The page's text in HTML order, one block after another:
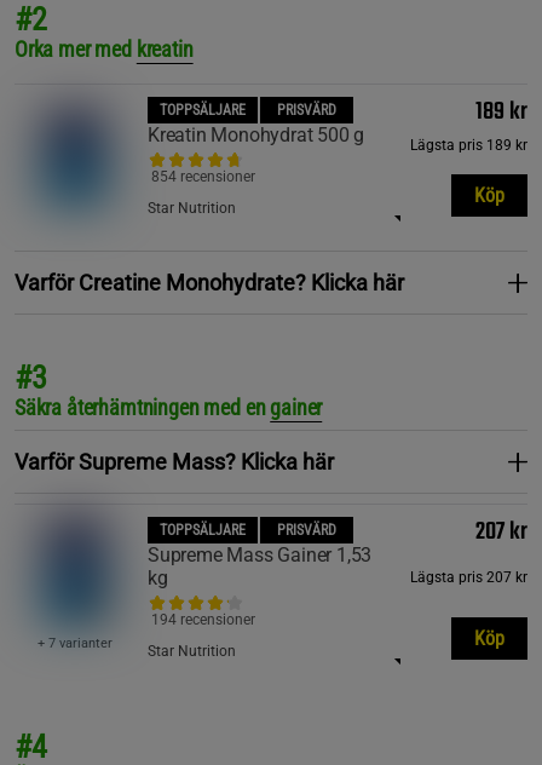
#2
Orka mer med kreatin
TOPPSÄLJARE PRISVÄRD
Kreatin Monohydrat 500 g
854 recensioner
Star Nutrition
189 kr
Lägsta pris 189 kr
Köp
Varför Creatine Monohydrate? Klicka här
#3
Säkra återhämtningen med engainer
Varför Supreme Mass? Klicka här
+ 7 varianter
TOPPSÄLJARE PRISVÄRD
Supreme Mass Gainer 1,53
kg
194 recensioner
Star Nutrition
207 kr
Lägsta pris 207 kr
Köp
#4